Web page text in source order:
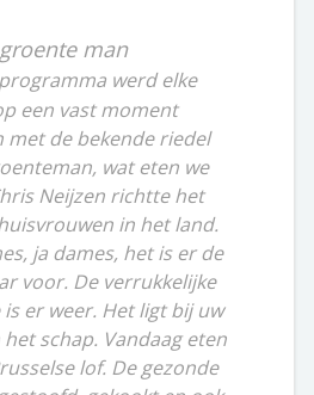
man
werd elke
een vast moment
met de bekende riedel
wat eten we
Neijzen richtte het
in het land.
ja dames, het is er de
voor. De verrukkelijke
er weer. Het ligt bij uw
schap. Vandaag eten
lof. De gezonde